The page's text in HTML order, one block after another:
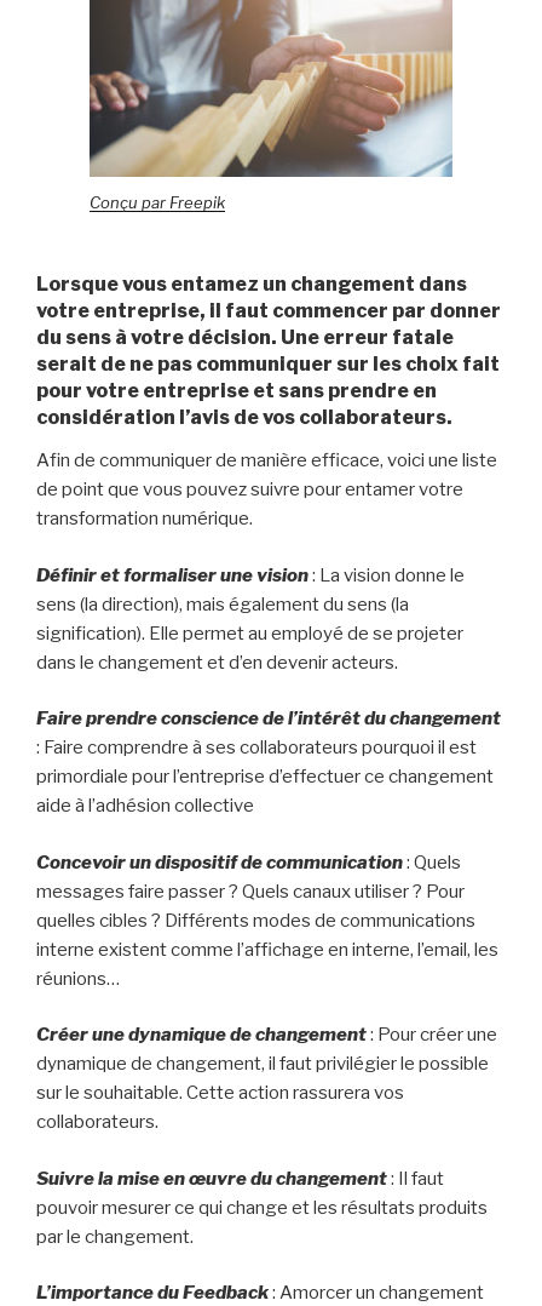
Conçu par Freepik
Lorsque vous entamez un changement dans
votre entreprise, il faut commencer par donner
du sens à votre décision. Une erreur fatale
serait de ne pas communiquer sur les choix fait
pour votre entreprise et sans prendre en
considération l’avis de vos collaborateurs.
Afin de communiquer de manière efficace, voici une liste
de point que vous pouvez suivre pour entamer votre
transformation numérique.
Définir et formaliser une vision: La vision donne le
sens (la direction), mais également du sens (la
signification). Elle permet au employé de se projeter
dans le changement et d’en devenir acteurs.
Faire prendre conscience de l’intérêt du changement
: Faire comprendre à ses collaborateurs pourquoi il est
primordiale pour l’entreprise d’effectuer ce changement
aide à l’adhésion collective
Concevoir un dispositif de communication: Quels
messages faire passer ? Quels canaux utiliser ? Pour
quelles cibles ? Différents modes de communications
interne existent comme l’affichage en interne, l’email, les
réunions…
Créer une dynamique de changement: Pour créer une
dynamique de changement, il faut privilégier le possible
sur le souhaitable. Cette action rassurera vos
collaborateurs.
Suivre la mise en œuvre du changement: Il faut
pouvoir mesurer ce qui change et les résultats produits
par le changement.
L’importance duFeedback: Amorcer un changement